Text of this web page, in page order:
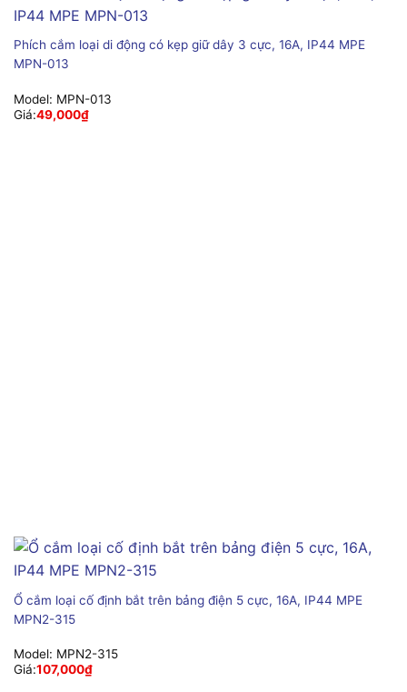
Phích cắm loại di động có kẹp giữ dây 3 cực, 16A, IP44 MPE
MPN-013
Model: MPN-013
Giá:49,000₫
Ổ cắm loại cố định bắt trên bảng điện 5 cực, 16A, IP44 MPE
MPN2-315
Model: MPN2-315
Giá:107,000₫